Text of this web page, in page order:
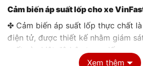
Cảm biến áp suất lốp cho xe
✤ Cảm biến áp suất lốp thực chất
điện tử, được thiết kế nhằm giám
suất và nhiệt độ bên trong lốp xe.
Xem thêm